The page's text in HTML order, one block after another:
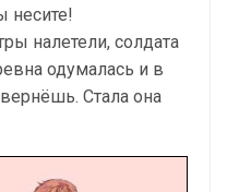
несите!
налетели, солдата
одумалась и в
Стала она